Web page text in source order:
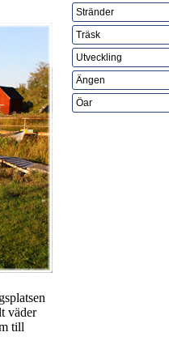
väder
till
Stränder
Träsk
Utveckling
Ängen
Öar